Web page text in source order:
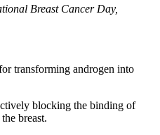
Breast Cancer Day,
transforming androgen into
blocking the binding of
breast.